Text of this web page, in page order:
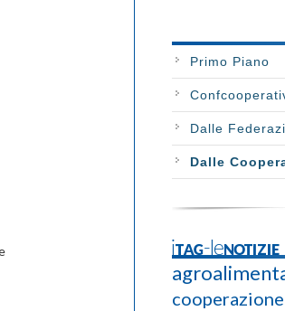
Primo Piano
Dalle
Dalle
iTAG-leNOTIZIE
cooperazione